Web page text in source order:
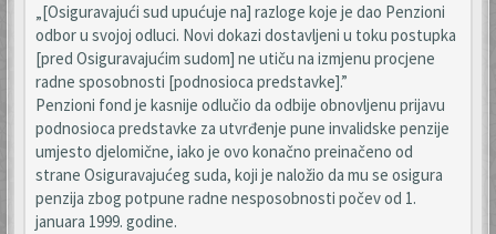
„[Osiguravajući sud upućuje na] razloge koje je dao Penzioni
odbor u svojoj odluci. Novi dokazi dostavljeni u toku postupka
[pred Osiguravajućim sudom] ne utiču na izmjenu procjene
radne sposobnosti [podnosioca predstavke].”
Penzioni fond je kasnije odlučio da odbije obnovljenu prijavu
podnosioca predstavke za utvrđenje pune invalidske penzije
umjesto djelomične, iako je ovo konačno preinačeno od
strane Osiguravajućeg suda, koji je naložio da mu se osigura
penzija zbog potpune radne nesposobnosti počev od 1.
januara 1999. godine.